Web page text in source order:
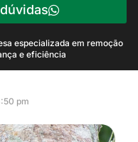
especializada em remoção
e eficiência
pm